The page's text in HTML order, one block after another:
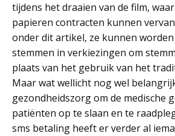
tijdens het draaien van de film,
papieren contracten kunnen
onder dit artikel, ze kunnen
stemmen in verkiezingen om
plaats van het gebruik van het
Maar wat wellicht nog wel
gezondheidszorg om de medische
patiënten op te slaan en te
sms betaling heeft er verder al